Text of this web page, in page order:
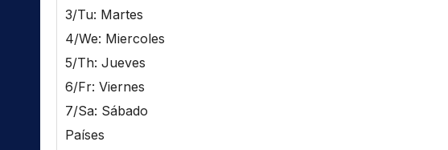
3/Tu: Martes
4/We: Miercoles
5/Th: Jueves
6/Fr: Viernes
7/Sa: Sábado
Países